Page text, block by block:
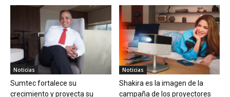
Noticias
Sumtec fortalece su
crecimiento y proyecta su
Noticias
Shakira es la imagen de la
campaña de los proyectores